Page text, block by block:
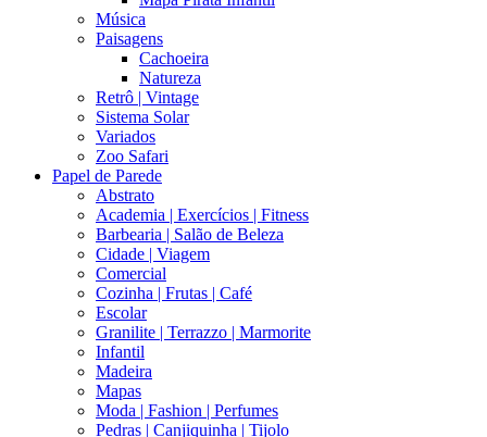
Música
Paisagens
Cachoeira
Natureza
Retrô | Vintage
Sistema Solar
Variados
Zoo Safari
Papel de Parede
Abstrato
Academia | Exercícios | Fitness
Barbearia | Salão de Beleza
Cidade | Viagem
Comercial
Cozinha | Frutas | Café
Escolar
Granilite | Terrazzo | Marmorite
Infantil
Madeira
Mapas
Moda | Fashion | Perfumes
Pedras | Canjiquinha | Tijolo